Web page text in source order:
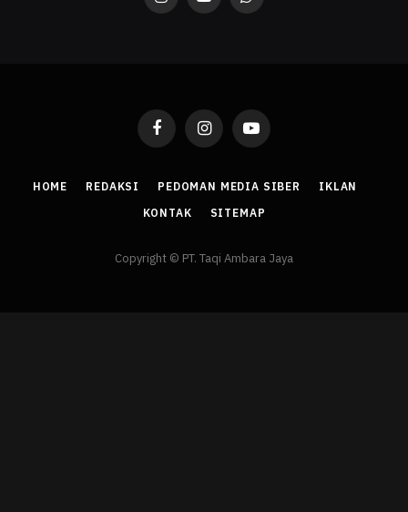
InstagramYouTubeWhatsApp
FacebookInstagramYouTube
HOME REDAKSI PEDOMAN MEDIA SIBER
IKLAN
KONTAK
SITEMAP
Copyright © PT. Taqi Ambara Jaya